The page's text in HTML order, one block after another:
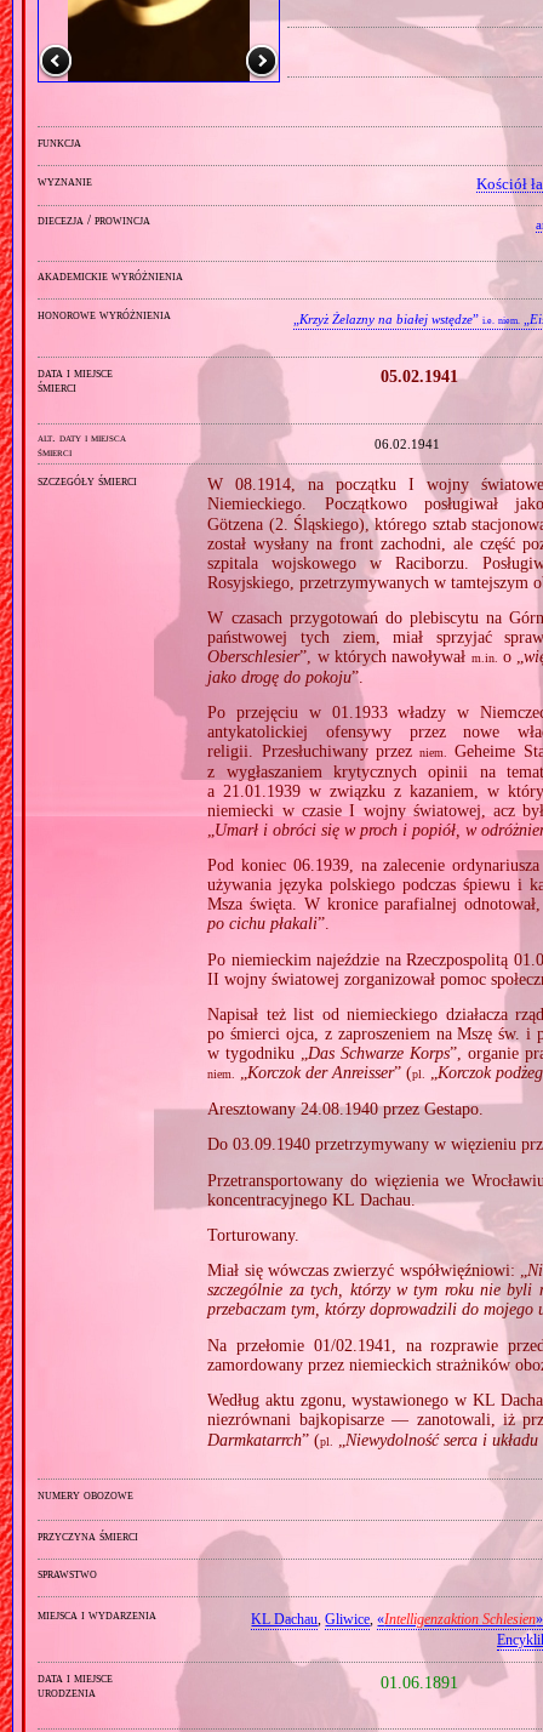
funkcja
wyznanie Kościół
diecezja / prowincja
akademickie wyróżnienia
honorowe wyróżnienia Krzyż Żelazny na białej wstędze” i.e. niem.
data i miejsce
śmierci
05.02.1941
alt. daty i miejsca
śmierci
06.02.1941
szczegóły śmierci
W 08.1914, na początku I wojny
Niemieckiego. Początkowo
Götzena (2. Śląskiego), którego sztab
został wysłany na front zachodni, ale część
szpitala wojskowego w Raciborzu.
Rosyjskiego, przetrzymywanych w tamtejszym
W czasach przygotowań do plebiscytu na
państwowej tych ziem, miał sprzyjać
Oberschlesier”, w których nawoływał m.in. o „
jako drogę do pokoju”.
Po przejęciu w 01.1933 władzy w
antykatolickiej ofensywy przez nowe
religii. Przesłuchiwany przezniem.
Geheime
z wygłaszaniem krytycznych opinii na
a 21.01.1939 w związku z kazaniem, w
niemiecki w czasie I wojny światowej, acz
„Umarł i obróci się w proch i popiół, w
Pod koniec 06.1939, na zalecenie
używania języka polskiego podczas śpiewu i
Msza święta. W kronice parafialnej
po cichu płakali”.
Po niemieckim najeździe na Rzeczpospolitą
II wojny światowej zorganizował pomoc
Napisał też list od niemieckiego działacza
po śmierci ojca, z zaproszeniem na Mszę św. i
w tygodniku „ Das Schwarze Korps”, organie
niem. Korczok der Anreisser” (pl. Korczok
Aresztowany 24.08.1940 przez Gestapo.
Do 03.09.1940 przetrzymywany w więzieniu
Przetransportowany do więzienia we
koncentracyjnego KL Dachau.
Torturowany.
Miał się wówczas zwierzyć współwięźniowi: „
szczególnie za tych, którzy w tym roku nie
przebaczam tym, którzy doprowadzili do
Na przełomie 01/02.1941, na rozprawie
zamordowany przez niemieckich strażników
Według aktu zgonu, wystawionego w KL
niezrównani bajkopisarze — zanotowali, iż
Darmkatarrch” (pl. Niewydolność serca i
numery obozowe
przyczyna śmierci
sprawstwo
miejsca i wydarzenia KL Dachau,Gliwice,«Intelligenzaktion Schlesien»
data i miejsce
urodzenia
01.06.1891